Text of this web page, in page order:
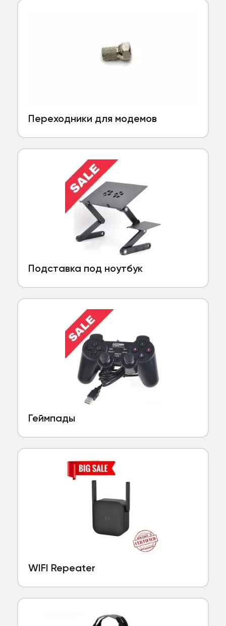
Переходники для модемов
Подставка под ноутбук
Геймпады
WIFI Repeater